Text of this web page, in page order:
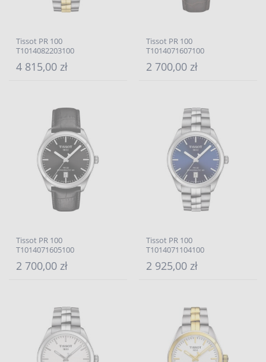
Tissot PR 100
T1014082203100
4 815,00 zł
Tissot PR 100
T1014071607100
2 700,00 zł
Tissot PR 100
T1014071605100
2 700,00 zł
Tissot PR 100
T1014071104100
2 925,00 zł